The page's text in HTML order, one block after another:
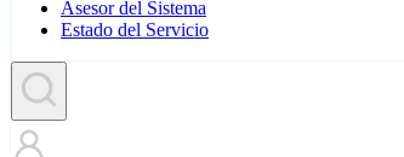
Asesor del Sistema
Estado del Servicio